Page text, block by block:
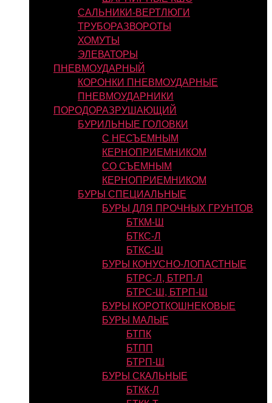
САЛЬНИКИ-ВЕРТЛЮГИ
ТРУБОРАЗВОРОТЫ
ХОМУТЫ
ЭЛЕВАТОРЫ
ПНЕВМОУДАРНЫЙ
КОРОНКИ ПНЕВМОУДАРНЫЕ
ПНЕВМОУДАРНИКИ
ПОРОДОРАЗРУШАЮЩИЙ
БУРИЛЬНЫЕ ГОЛОВКИ
С НЕСЪЕМНЫМ
КЕРНОПРИЕМНИКОМ
СО СЪЕМНЫМ
КЕРНОПРИЕМНИКОМ
БУРЫ СПЕЦИАЛЬНЫЕ
БУРЫ ДЛЯ ПРОЧНЫХ ГРУНТОВ
БТКМ-Ш
БТКС-Л
БТКС-Ш
БУРЫ КОНУСНО-ЛОПАСТНЫЕ
БТРС-Л, БТРП-Л
БТРС-Ш, БТРП-Ш
БУРЫ КОРОТКОШНЕКОВЫЕ
БУРЫ МАЛЫЕ
БТПК
БТПП
БТРП-Ш
БУРЫ СКАЛЬНЫЕ
БТКК-Л